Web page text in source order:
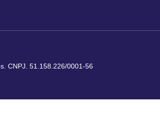
CNPJ. 51.158.226/0001-56